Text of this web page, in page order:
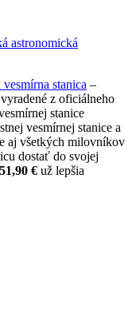
astronomická
stanica –
z oficiálneho
stanice
vesmírnej stanice a
aj všetkých milovníkov
dostať do svojej
51,90 € už lepšia